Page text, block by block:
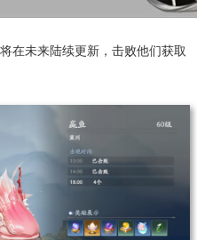
在未来陆续更新，击败他们获取